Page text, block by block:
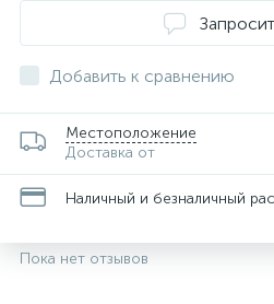
Добавить к сравнению
Местоположение
Доставка от
Наличный и безналичный
Пока нет отзывов